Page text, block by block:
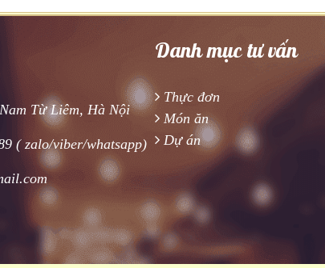
Từ Liêm, Hà Nội
( zalo/viber/whatsapp)
Danh mục tư vấn
Thực đơn
Món ăn
Dự án